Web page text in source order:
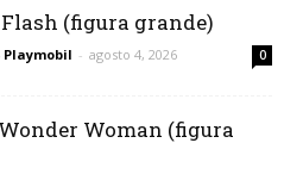
(figura grande)
Playmobil - agosto 4, 2026 0
Woman (figura